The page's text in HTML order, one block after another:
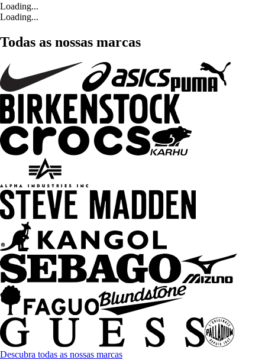
Loading...
Loading...
Todas as nossas marcas
Descubra todas as nossas marcas